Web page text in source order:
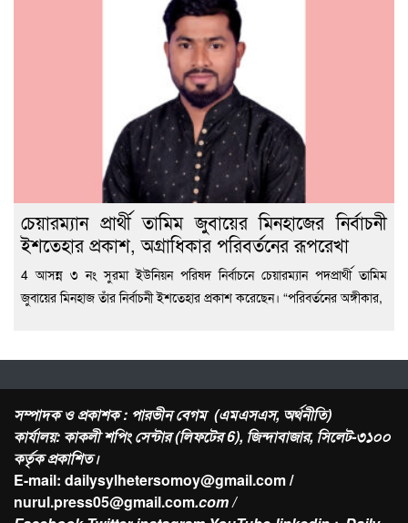
চেয়ারম্যান প্রার্থী তামিম জুবায়ের মিনহাজের নির্বাচনী
ইশতেহার প্রকাশ, অগ্রাধিকার পরিবর্তনের রূপরেখা
4 আসন্ন ৩ নং সুরমা ইউনিয়ন পরিষদ নির্বাচনে চেয়ারম্যান পদপ্রার্থী তামিম
জুবায়ের মিনহাজ তাঁর নির্বাচনী ইশতেহার প্রকাশ করেছেন। “পরিবর্তনের অঙ্গীকার,
সম্পাদক ও প্রকাশক : পারভীন বেগম (এমএসএস, অর্থনীতি)
কার্যালয়: কাকলী শপিং সেন্টার (লিফটের 6), জিন্দাবাজার, সিলেট-৩১০০
কর্তৃক প্রকাশিত।
E-mail: dailysylhetersomoy@gmail.com /
nurul.press05@gmail.com.com /